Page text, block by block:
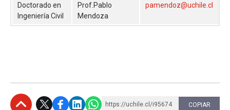
Doctorado en
Ingeniería Civil
Prof.Pablo
Mendoza
pamendoz@uchile.cl
https://uchile.cl/i95674 COPIAR